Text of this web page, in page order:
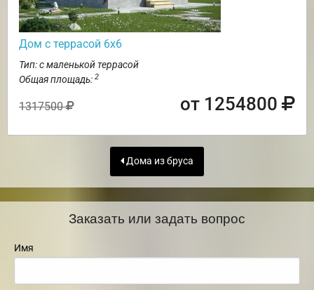
Дом с террасой 6х6
Тип: с маленькой террасой
Общая площадь: 2
1317500 от 1254800
Дома из бруса
Заказать или задать вопрос
Имя